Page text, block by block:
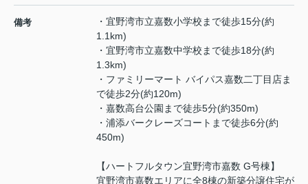
備考
・宜野湾市立嘉数小学校まで徒歩15分(約
1.1km)
・宜野湾市立嘉数中学校まで徒歩18分(約
1.3km)
・ファミリーマート バイパス嘉数二丁目店ま
で徒歩2分(約120m)
・嘉数高台公園まで徒歩5分(約350m)
・浦添バークレーズコートまで徒歩6分(約
450m)
【ハートフルタウン宜野湾市嘉数 G号棟】
宜野湾市嘉数エリアに全8棟の新築分譲住宅が